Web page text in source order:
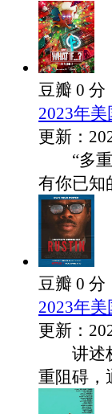
豆瓣 0 分
2023年
更新：
“多重
有你已知
豆瓣 0 分
2023年
更新：
讲述极
重阻碍，